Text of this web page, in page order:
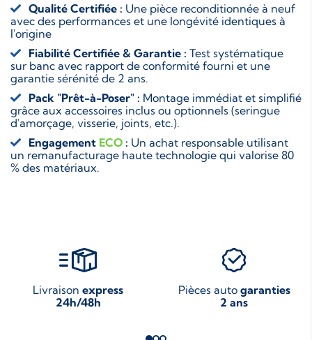
Qualité Certifiée : Une pièce reconditionnée à neuf
avec des performances et une longévité identiques à
l'origine
Fiabilité Certifiée & Garantie : Test systématique
sur banc avec rapport de conformité fourni et une
garantie sérénité de 2 ans.
Pack "Prêt-à-Poser" : Montage immédiat et simplifié
grâce aux accessoires inclus ou optionnels (seringue
d'amorçage, visserie, joints, etc.).
Engagement ECO : Un achat responsable utilisant
un remanufacturage haute technologie qui valorise 80
% des matériaux.
Livraison express
24h/48h
Pièces auto garanties
2 ans